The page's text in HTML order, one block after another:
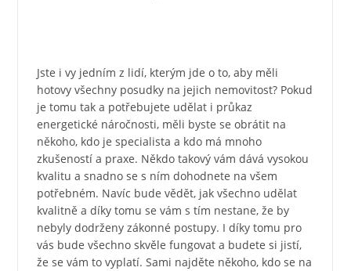
Jste i vy jedním z lidí, kterým jde o to, aby měli
hotovy všechny posudky na jejich nemovitost? Pokud
je tomu tak a potřebujete udělat i průkaz
energetické náročnosti, měli byste se obrátit na
někoho, kdo je specialista a kdo má mnoho
zkušeností a praxe. Někdo takový vám dává vysokou
kvalitu a snadno se s ním dohodnete na všem
potřebném. Navíc bude vědět, jak všechno udělat
kvalitně a díky tomu se vám s tím nestane, že by
nebyly dodrženy zákonné postupy. I díky tomu pro
vás bude všechno skvěle fungovat a budete si jistí,
že se vám to vyplatí. Sami najděte někoho, kdo se na